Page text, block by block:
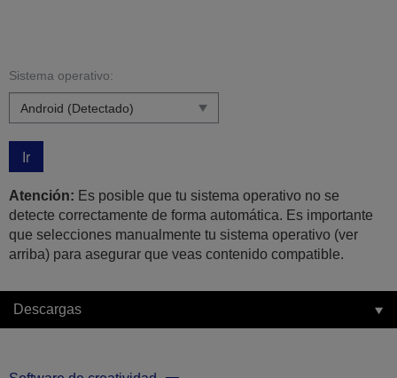
Sistema operativo:
Ir
Atención: Es posible que tu sistema operativo no se
detecte correctamente de forma automática. Es importante
que selecciones manualmente tu sistema operativo (ver
arriba) para asegurar que veas contenido compatible.
Descargas